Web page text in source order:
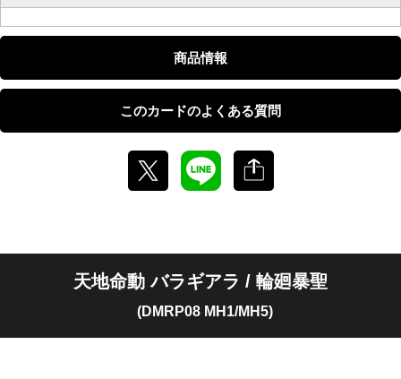
商品情報
このカードのよくある質問
天地命動 バラギアラ / 輪廻暴聖
(DMRP08 MH1/MH5)